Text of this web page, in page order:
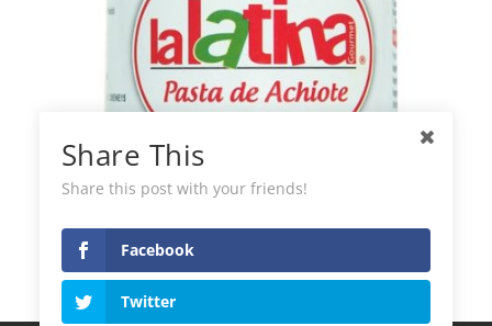
Pasta di Annatto La Latina
Share This
Share this post with your friends!
Facebook
Twitter